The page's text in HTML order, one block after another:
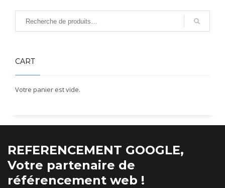
CART
Votre panier est vide.
REFERENCEMENT GOOGLE,
Votre partenaire de
référencement web !